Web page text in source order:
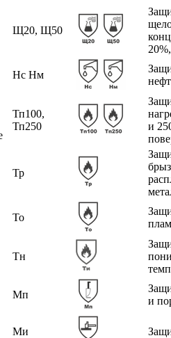
Щ20, Щ50
Нс Нм
Тп100,
Тп250
и
Тр
То
Тн
Мп
и
Ми